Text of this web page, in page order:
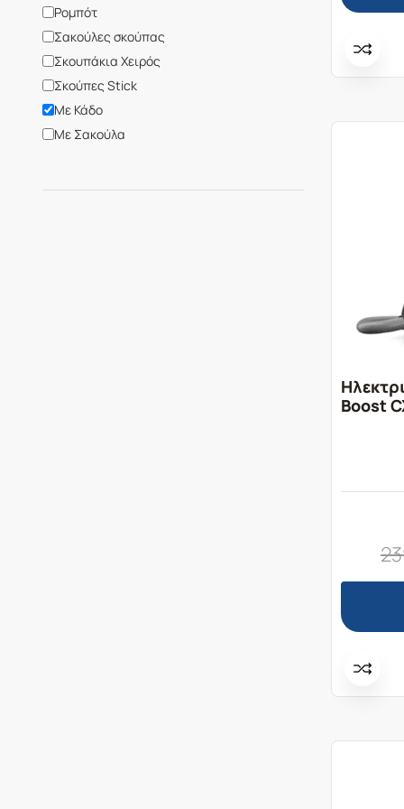
Samsung
Sencor
Severin
Siemens
Wonderbag
Xiaomi
Ρομπότ
Σακούλες σκούπας
Σκουπάκια Χειρός
Σκούπες Stick
Με Κάδο
Με Σακούλα
Boost